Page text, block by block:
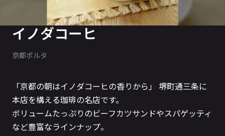
イノダコーヒ
京都ポルタ
「京都の朝はイノダコーヒの香りから」 堺町通三条に
本店を構える珈琲の名店です。
ボリュームたっぷりのビーフカツサンドやスパゲッティ
など豊富なラインナップ。